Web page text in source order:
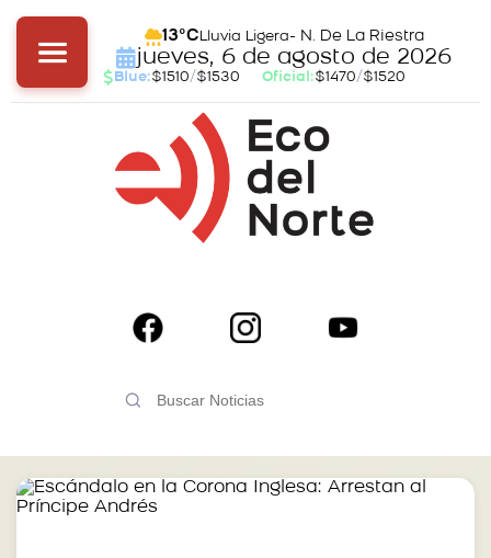
13°C Lluvia Ligera- N. De La Riestra
jueves, 6 de agosto de 2026
Blue:$1510/$1530 Oficial:$1470/$1520